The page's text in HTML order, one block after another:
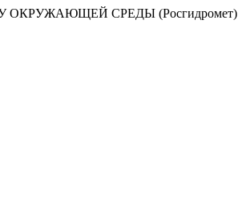
СРЕДЫ (Росгидромет)